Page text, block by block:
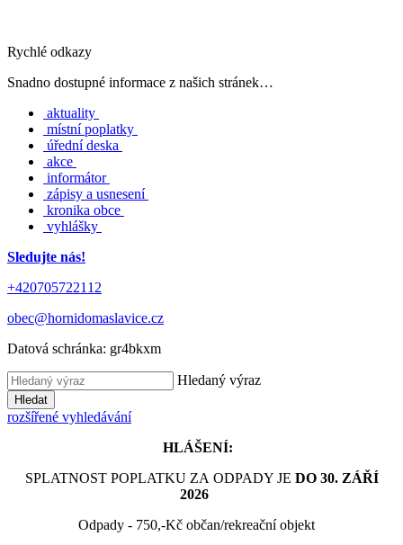
Rychlé odkazy
Snadno dostupné informace z našich stránek…
aktuality
místní poplatky
úřední deska
akce
informátor
zápisy a usnesení
kronika obce
vyhlášky
Sledujte nás!
+420705722112
obec@hornidomaslavice.cz
Datová schránka: gr4bkxm
Hledaný výraz
Hledat
rozšířené vyhledávání
HLÁŠENÍ:
SPLATNOST POPLATKU ZA ODPADY JE DO 30. ZÁŘÍ
2026
Odpady - 750,-Kč občan/rekreační objekt